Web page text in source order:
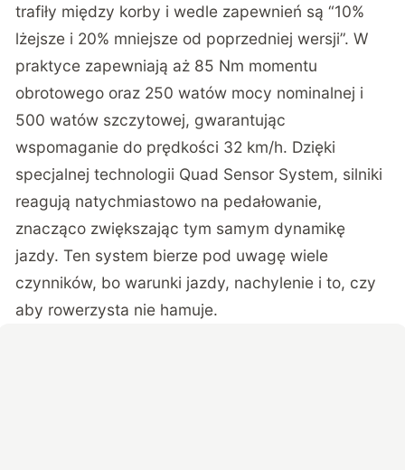
trafiły między korby i wedle zapewnień są “10%
lżejsze i 20% mniejsze od poprzedniej wersji”. W
praktyce zapewniają aż 85 Nm momentu
obrotowego oraz 250 watów mocy nominalnej i
500 watów szczytowej, gwarantując
wspomaganie do prędkości 32 km/h. Dzięki
specjalnej technologii Quad Sensor System, silniki
reagują natychmiastowo na pedałowanie,
znacząco zwiększając tym samym dynamikę
jazdy. Ten system bierze pod uwagę wiele
czynników, bo warunki jazdy, nachylenie i to, czy
aby rowerzysta nie hamuje.